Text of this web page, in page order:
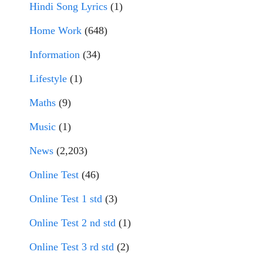
Hindi Song Lyrics (1)
Home Work (648)
Information (34)
Lifestyle (1)
Maths (9)
Music (1)
News (2,203)
Online Test (46)
Online Test 1 std (3)
Online Test 2 nd std (1)
Online Test 3 rd std (2)